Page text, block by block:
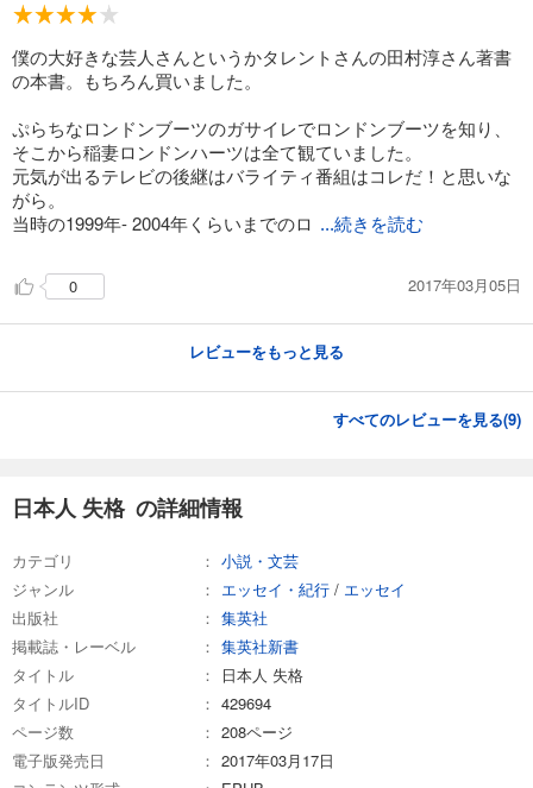
僕の大好きな芸人さんというかタレントさんの田村淳さん著書
の本書。もちろん買いました。
ぷらちなロンドンブーツのガサイレでロンドンブーツを知り、
そこから稲妻ロンドンハーツは全て観ていました。
元気が出るテレビの後継はバライティ番組はコレだ！と思いな
がら。
当時の1999年- 2004年くらいまでのロ ...続きを読む
0 2017年03月05日
レビューをもっと見る
すべてのレビューを見る(9)
日本人 失格 の詳細情報
カテゴリ
小説・文芸
ジャンル
エッセイ・紀行 / エッセイ
出版社
集英社
掲載誌・レーベル
集英社新書
タイトル
日本人 失格
タイトルID
429694
ページ数
208ページ
電子版発売日
2017年03月17日